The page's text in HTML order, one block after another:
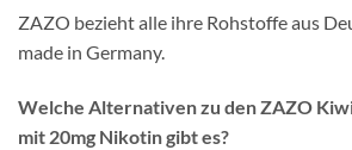
ZAZO bezieht alle ihre Rohstoffe aus
made in Germany.
Welche Alternativen zu den ZAZO
mit 20mg Nikotin gibt es?